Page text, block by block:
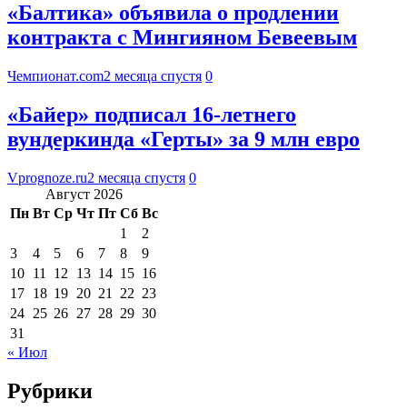
«Балтика» объявила о продлении
контракта с Мингияном Бевеевым
Чемпионат.com2 месяца спустя 0
«Байер» подписал 16-летнего
вундеркинда «Герты» за 9 млн евро
Vprognoze.ru2 месяца спустя 0
Август 2026
Пн Вт Ср Чт Пт Сб Вс
1
2
3
4 5 6 7 8
9
10 11 12 13 14 15 16
17 18 19 20 21 22 23
24 25 26 27 28 29 30
31
« Июл
Рубрики